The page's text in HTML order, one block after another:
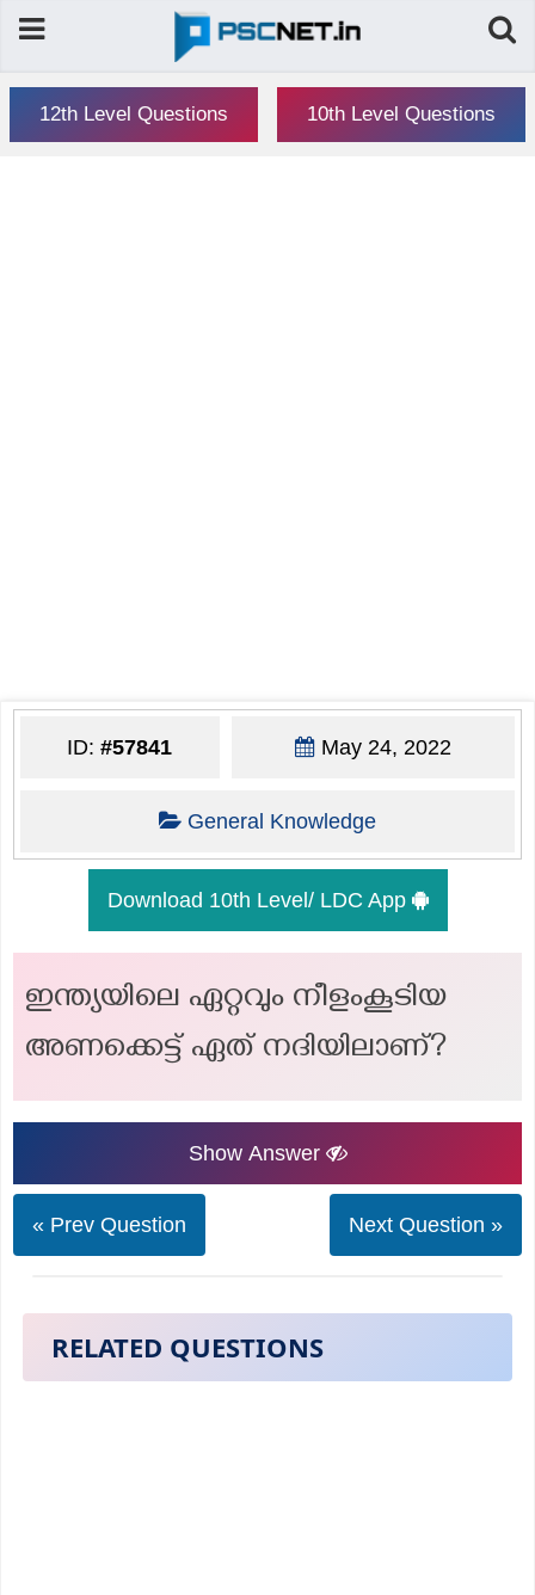
12th Level Questions 10th Level Questions
ID:#57841 May 24, 2022
General Knowledge
Download 10th Level/ LDC App
ഇന്ത്യയിലെ ഏറ്റവും നീളംകൂടിയ
അണക്കെട്ട് ഏത് നദിയിലാണ്?
Show Answer
« Prev Question Next Question »
RELATED QUESTIONS